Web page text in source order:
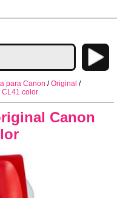
para Canon /Original /
CL41 color
Canon